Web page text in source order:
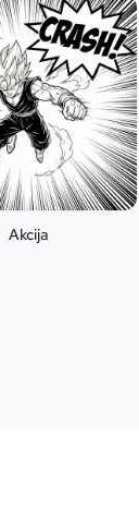
Akcija